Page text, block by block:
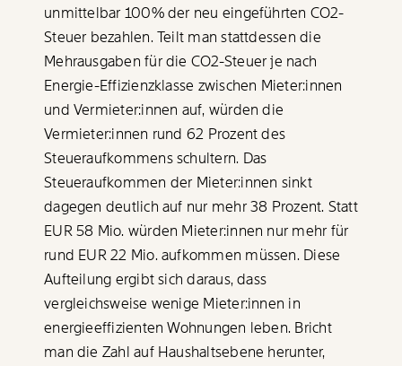
unmittelbar 100% der neu eingeführten CO2-
Steuer bezahlen. Teilt man stattdessen die
Mehrausgaben für die CO2-Steuerje nach
Energie-Effizienzklasse zwischen Mieter:innen
und Vermieter:innen auf, würden die
Vermieter:innen rund 62 Prozent des
Steueraufkommens schultern. Das
Steueraufkommen der Mieter:innen sinkt
dagegen deutlich auf nur mehr 38 Prozent. Statt
EUR 58 Mio. würden Mieter:innen nur mehr für
rund EUR 22 Mio. aufkommen müssen. Diese
Aufteilung ergibt sich daraus, dass
vergleichsweise wenige Mieter:innen in
energieeffizienten Wohnungen leben. Bricht
man die Zahl auf Haushaltsebene herunter,